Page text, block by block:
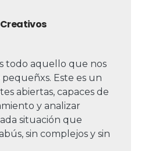
todo aquello que nos
Este es un
abiertas, capaces de
y analizar
situación que
sin complejos y sin